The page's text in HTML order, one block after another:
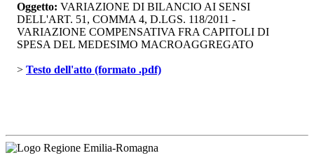
Oggetto: VARIAZIONE DI BILANCIO AI SENSI
DELL'ART. 51, COMMA 4, D.LGS. 118/2011 -
VARIAZIONE COMPENSATIVA FRA CAPITOLI DI
SPESA DEL MEDESIMO MACROAGGREGATO
> Testo dell'atto (formato .pdf)